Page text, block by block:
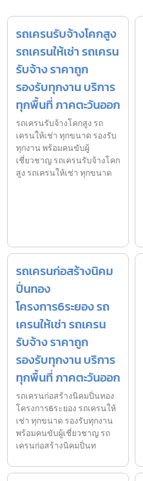
รถเครนรับจ้างโคกสูง
รถเครนให้เช่า รถเครน
รับจ้าง ราคาถูก
รองรับทุกงาน บริการ
ทุกพื้นที่ ภาคตะวันออก
รถเครนรับจ้างโคกสูง รถ
เครนให้เช่า ทุกขนาด รองรับ
ทุกงาน พร้อมคนขับผู้
เชี่ยวชาญ รถเครนรับจ้างโคก
สูง รถเครนให้เช่า ทุกขนาด
รถเครนก่อสร้างนิคม
ปิ่นทอง
โครงการ6ระยอง รถ
เครนให้เช่า รถเครน
รับจ้าง ราคาถูก
รองรับทุกงาน บริการ
ทุกพื้นที่ ภาคตะวันออก
รถเครนก่อสร้างนิคมปิ่นทอง
โครงการ6ระยอง รถเครนให้
เช่า ทุกขนาด รองรับทุกงาน
พร้อมคนขับผู้เชี่ยวชาญ รถ
เครนก่อสร้างนิคมปิ่นท